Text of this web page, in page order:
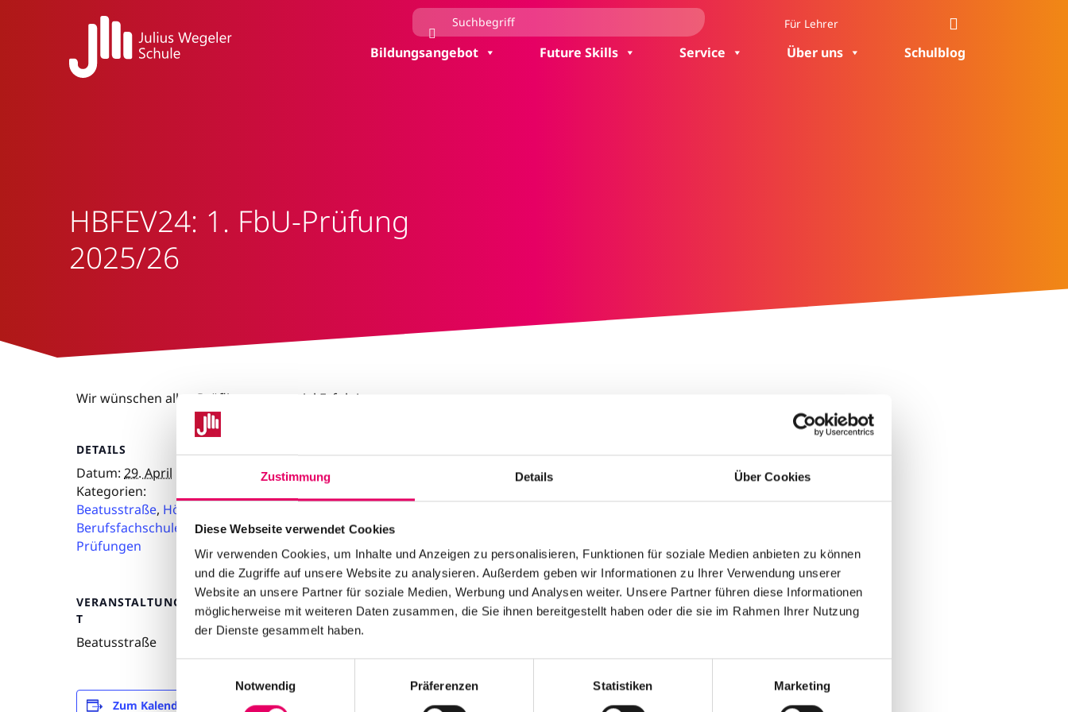
Zustimmung Details Über Cookies
Diese Webseite verwendet Cookies
Wir verwenden Cookies, um Inhalte und Anzeigen zu personalisieren, Funktionen für soziale Medien anbieten zu können
und die Zugriffe auf unsere Website zu analysieren. Außerdem geben wir Informationen zu Ihrer Verwendung unserer
Website an unsere Partner für soziale Medien, Werbung und Analysen weiter. Unsere Partner führen diese Informationen
möglicherweise mit weiteren Daten zusammen, die Sie ihnen bereitgestellt haben oder die sie im Rahmen Ihrer Nutzung
der Dienste gesammelt haben.
n
Notwendig Präferenzen Statistiken Marketing
Für Lehrer
Bildungsangebot Future Skills Service Über uns Schulblog
HBFEV24: 1. FbU-Prüfung
2025/26
Wir wünschen allen Prüflingen ganz viel Erfolg!
DETAILS
Datum: 29. April
Kategorien:
Beatusstraße, Höhere
Berufsfachschule
Prüfungen
VERANSTALTUNGSOR
T
Beatusstraße
Zum Kalender hinzufügen